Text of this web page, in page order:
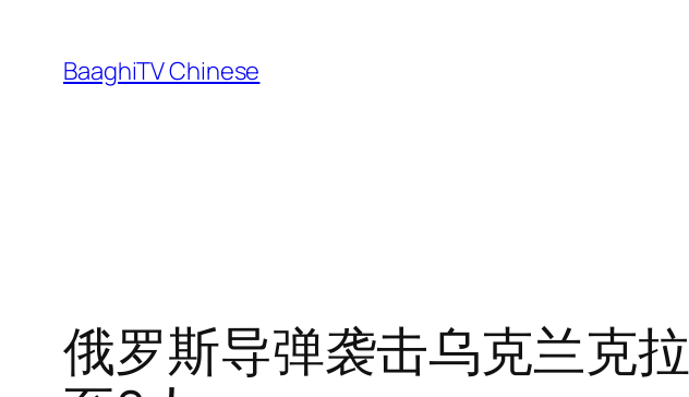
content
BaaghiTV Chinese
俄罗斯导弹袭击乌克兰克